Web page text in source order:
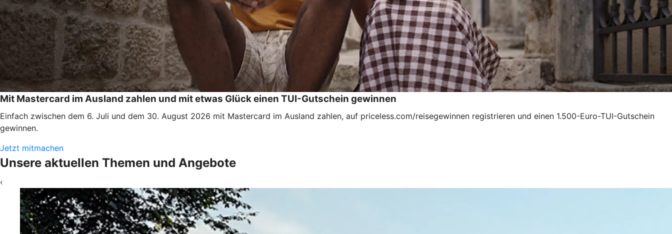
Mit Mastercard im Ausland zahlen und mit etwas Glück einen TUI-Gutschein gewinnen
Einfach zwischen dem 6. Juli und dem 30. August 2026 mit Mastercard im Ausland zahlen, auf priceless.com/reisegewinnen registrieren und einen 1.500-Euro-TUI-Gutschein
gewinnen.
Jetzt mitmachen
Unsere aktuellen Themen und Angebote
‹